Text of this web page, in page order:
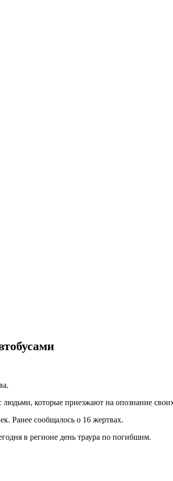
которые приезжают на опознание
Ранее сообщалось о 16 жертвах.
в регионе день траура по погибшим.